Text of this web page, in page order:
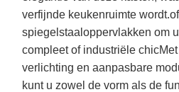
verfijnde keukenruimte wordt.of
spiegelstaaloppervlakken om
compleet of industriële
verlichting en aanpasbare
kunt u zowel de vorm als de